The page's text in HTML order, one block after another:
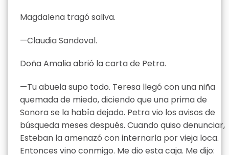
Magdalena tragó saliva.
—Claudia Sandoval.
Doña Amalia abrió la carta de Petra.
—Tu abuela supo todo. Teresa llegó con una niña
quemada de miedo, diciendo que una prima de
Sonora se la había dejado. Petra vio los avisos de
búsqueda meses después. Cuando quiso denunciar,
Esteban la amenazó con internarla por vieja loca.
Entonces vino conmigo. Me dio esta caja. Me dijo: